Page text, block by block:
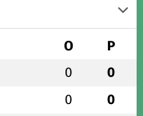
O P
0 0
0 0